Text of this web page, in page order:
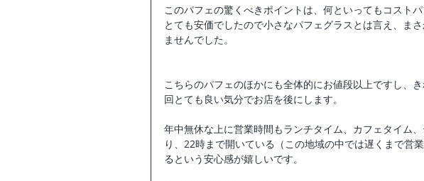
このパフェの驚くべきポイントは、何といってもコストパ
とても安価でしたので小さなパフェグラスとは言え、ま
ませんでした。
こちらのパフェのほかにも全体的にお値段以上ですし、
回とても良い気分でお店を後にします。
年中無休な上に営業時間もランチタイム、カフェタイム
り、22時まで開いている（この地域の中では遅くまで営
るという安心感が嬉しいです。